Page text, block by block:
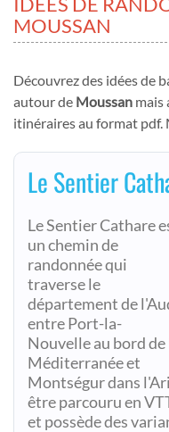
MOUSSAN
Découvrez des idées de
autour de Moussan mais
itinéraires au format pdf.
Le Sentier
Le Sentier Cathare
un chemin de
randonnée qui
traverse le
département de
entre Port-la-
Nouvelle au bord de
Méditerranée et
Montségur dans
être parcouru en
et possède des